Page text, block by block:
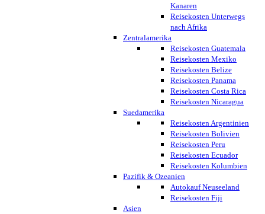
Kanaren
Reisekosten Unterwegs
nach Afrika
Zentralamerika
Reisekosten Guatemala
Reisekosten Mexiko
Reisekosten Belize
Reisekosten Panama
Reisekosten Costa Rica
Reisekosten Nicaragua
Suedamerika
Reisekosten Argentinien
Reisekosten Bolivien
Reisekosten Peru
Reisekosten Ecuador
Reisekosten Kolumbien
Pazifik & Ozeanien
Autokauf Neuseeland
Reisekosten Fiji
Asien